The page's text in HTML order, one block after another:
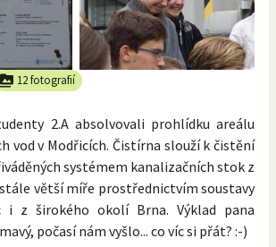
12 fotografií
2.A absolvovali prohlídku areálu
vod v Modřicích. Čistírna slouží k čistění
systémem kanalizačních stok z
větší míře prostřednictvím soustavy
i z širokého okolí Brna. Výklad pana
počasí nám vyšlo... co víc si přát? :-)